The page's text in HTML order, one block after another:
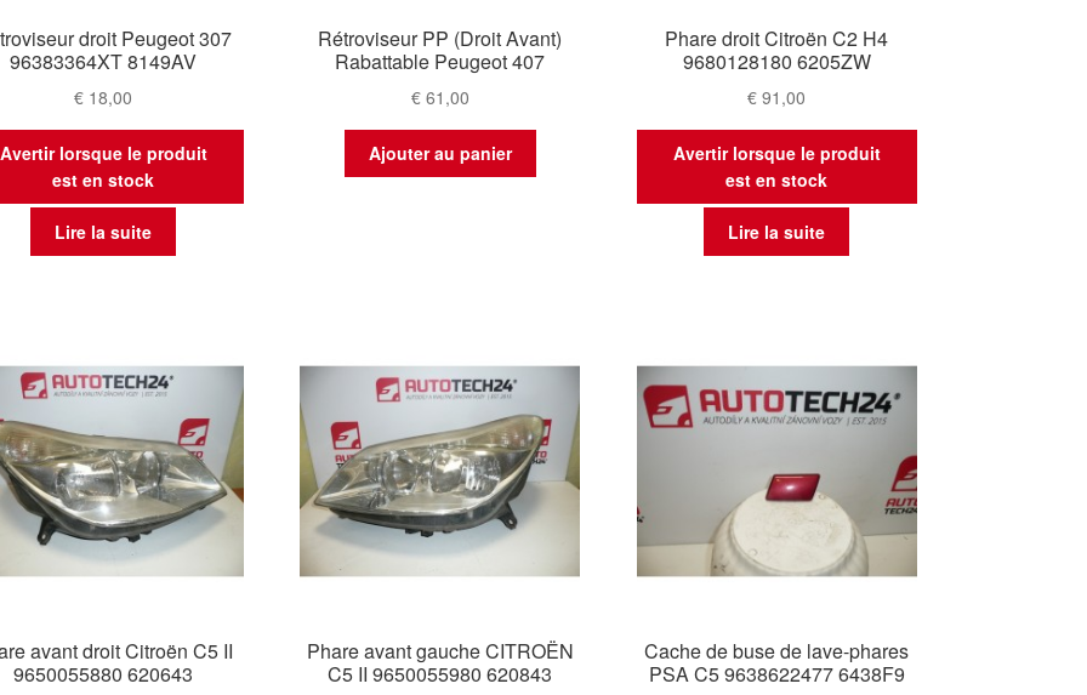
droit Peugeot 307
96383364XT 8149AV
€ 18,00
Avertir lorsque le produit
est en stock
Lire la suite
Rétroviseur PP (Droit Avant)
Rabattable Peugeot 407
€61,00
Ajouter au panier
Phare droit Citroën C2 H4
9680128180 6205ZW
€ 91,00
Avertir lorsque le produit
est en stock
Lire la suite
avant droit Citroën C5 II
9650055880 620643
Phare avant gauche CITROËN
C5 II 9650055980 620843
Cache de buse de lave-phares
PSA C5 9638622477 6438F9